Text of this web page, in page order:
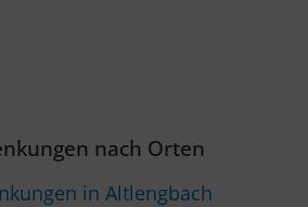
nach Orten
in Altlengbach